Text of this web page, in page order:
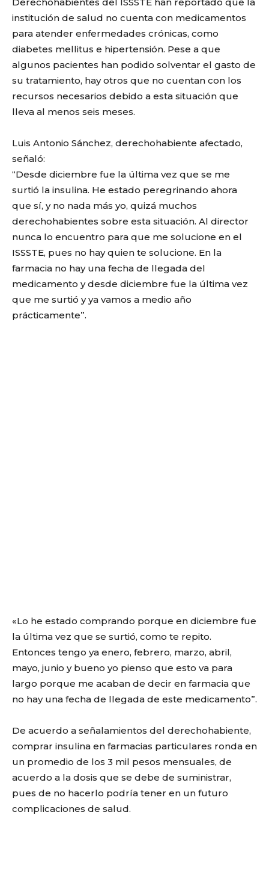
institución de salud no cuenta con medicamentos
para atender enfermedades crónicas, como
diabetes mellitus e hipertensión. Pese a que
algunos pacientes han podido solventar el gasto de
su tratamiento, hay otros que no cuentan con los
recursos necesarios debido a esta situación que
lleva al menos seis meses.
Luis Antonio Sánchez, derechohabiente afectado,
señaló:
“Desde diciembre fue la última vez que se me
surtió la insulina. He estado peregrinando ahora
que sí, y no nada más yo, quizá muchos
derechohabientes sobre esta situación. Al director
nunca lo encuentro para que me solucione en el
ISSSTE, pues no hay quien te solucione. En la
farmacia no hay una fecha de llegada del
medicamento y desde diciembre fue la última vez
que me surtió y ya vamos a medio año
prácticamente”.
«Lo he estado comprando porque en diciembre fue
la última vez que se surtió, como te repito.
Entonces tengo ya enero, febrero, marzo, abril,
mayo, junio y bueno yo pienso que esto va para
largo porque me acaban de decir en farmacia que
no hay una fecha de llegada de este medicamento”.
De acuerdo a señalamientos del derechohabiente,
comprar insulina en farmacias particulares ronda en
un promedio de los 3 mil pesos mensuales, de
acuerdo a la dosis que se debe de suministrar,
pues de no hacerlo podría tener en un futuro
complicaciones de salud.